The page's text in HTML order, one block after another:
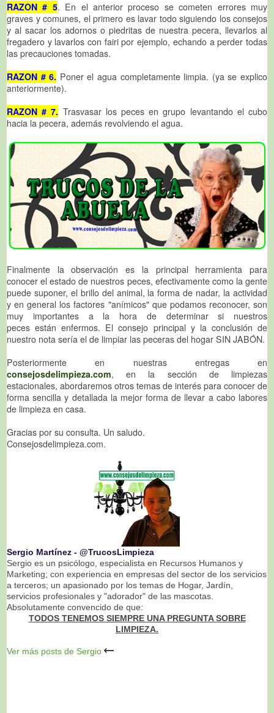
RAZON # 5. En el anterior proceso se cometen errores muy
graves y comunes, el primero es lavar todo siguiendo los consejos
y al sacar los adornos o piedritas de nuestra pecera, llevarlos al
fregadero y lavarlos con fairi por ejemplo, echando a perder todas
las precauciones tomadas.
RAZON # 6. Poner el agua completamente limpia. (ya se explico
anteriormente).
RAZON # 7. Trasvasar los peces en grupo levantando el cubo
hacia la pecera, además revolviendo el agua.
Finalmente la observación es la principal herramienta para
conocer el estado de nuestros peces, efectivamente como la gente
puede suponer, el brillo del animal, la forma de nadar, la actividad
y en general los factores "anímicos" que podamos reconocer, son
muy importantes a la hora de determinar si nuestros
peces están enfermos. El consejo principal y la conclusión de
nuestro nota sería el de limpiar las peceras del hogar SIN JABÓN.
Posteriormente en nuestras entregas en
consejosdelimpieza.com, en la sección de limpiezas
estacionales, abordaremos otros temas de interés para conocer de
forma sencilla y detallada la mejor forma de llevar a cabo labores
de limpieza en casa.
Gracias por su consulta. Un saludo.
Consejosdelimpieza.com.
Sergio Martínez ‐ @TrucosLimpieza
Sergio es un psicólogo, especialista en Recursos Humanos y
Marketing; con experiencia en empresas del sector de los servicios
a terceros; un apasionado por los temas de Hogar, Jardín,
servicios profesionales y "adorador" de las mascotas.
Absolutamente convencido de que:
TODOS TENEMOS SIEMPRE UNA PREGUNTA SOBRE
LIMPIEZA.
Ver más posts de Sergio